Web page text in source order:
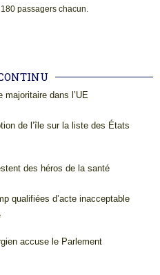
passagers chacun.
majoritaire dans l’UE
de l’île sur la liste des États
des héros de la santé
qualifiées d’acte inacceptable
accuse le Parlement